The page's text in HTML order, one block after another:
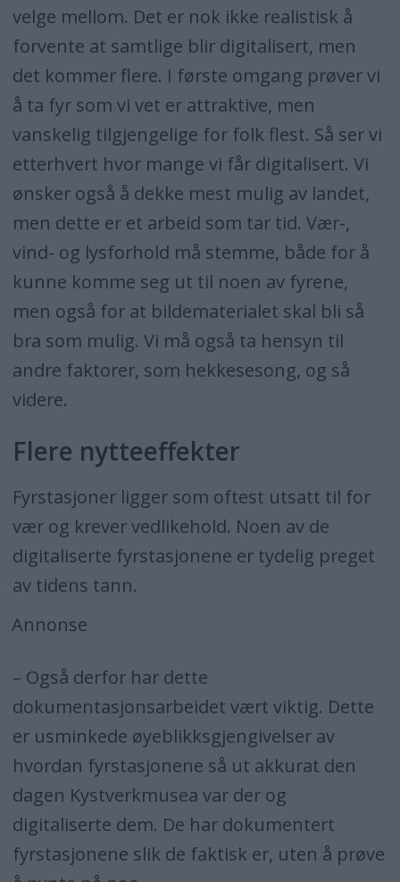
velge mellom. Det er nok ikke realistisk å
forvente at samtlige blir digitalisert, men
det kommer flere. I første omgang prøver vi
å ta fyr som vi vet er attraktive, men
vanskelig tilgjengelige for folk flest. Så ser vi
etterhvert hvor mange vi får digitalisert. Vi
ønsker også å dekke mest mulig av landet,
men dette er et arbeid som tar tid. Vær-,
vind- og lysforhold må stemme, både for å
kunne komme seg ut til noen av fyrene,
men også for at bildematerialet skal bli så
bra som mulig. Vi må også ta hensyn til
andre faktorer, som hekkesesong, og så
videre.
Flere nytteeffekter
Fyrstasjoner ligger som oftest utsatt til for
vær og krever vedlikehold. Noen av de
digitaliserte fyrstasjonene er tydelig preget
av tidens tann.
Annonse
– Også derfor har dette
dokumentasjonsarbeidet vært viktig. Dette
er usminkede øyeblikksgjengivelser av
hvordan fyrstasjonene så ut akkurat den
dagen Kystverkmusea var der og
digitaliserte dem. De har dokumentert
fyrstasjonene slik de faktisk er, uten å prøve